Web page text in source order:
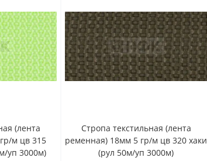
(лента
м цв 315
уп 3000м)
Стропа текстильная (лента
ременная) 18мм 5 гр/м цв 320 хаки
(рул 50м/уп 3000м)